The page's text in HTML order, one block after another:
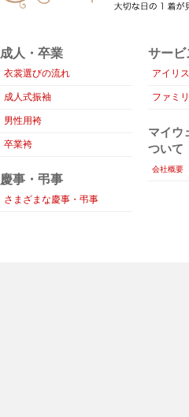
成人・卒業
衣裳選びの流れ
成人式振袖
男性用袴
卒業袴
慶事・弔事
さまざまな慶事・弔事
サービ
アイリ
ファミ
マイウ
ついて
会社概要